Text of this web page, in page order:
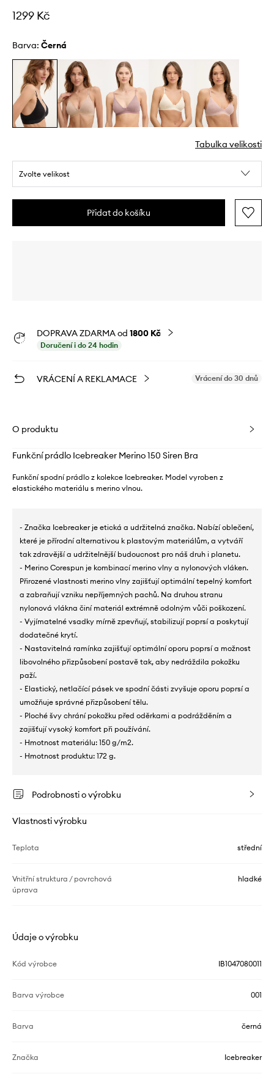
1299 Kč
Barva: černá
Tabulka velikosti
Zvolte velikost
Přidat do košíku
DOPRAVA ZDARMA od 1800 Kč
Doručení i do 24 hodin
VRÁCENÍ A REKLAMACE Vrácení do 30 dnů
O produktu
Funkční prádlo Icebreaker Merino 150 Siren Bra
Funkční spodní prádlo z kolekce Icebreaker. Model vyroben z
elastického materiálu s merino vlnou.
- Značka Icebreaker je etická a udržitelná značka. Nabízí oblečení,
které je přírodní alternativou k plastovým materiálům, a vytváří
tak zdravější a udržitelnější budoucnost pro náš druh i planetu.
- Merino Corespun je kombinací merino vlny a nylonových vláken.
Přirozené vlastnosti merino vlny zajišťují optimální tepelný komfort
a zabraňují vzniku nepříjemných pachů. Na druhou stranu
nylonová vlákna činí materiál extrémně odolným vůči poškození.
- Vyjímatelné vsadky mírně zpevňují, stabilizují poprsí a poskytují
dodatečné krytí.
- Nastavitelná ramínka zajišťují optimální oporu poprsí a možnost
libovolného přizpůsobení postavě tak, aby nedráždila pokožku
paží.
- Elastický, netlačící pásek ve spodní části zvyšuje oporu poprsí a
umožňuje správné přizpůsobení tělu.
- Ploché švy chrání pokožku před oděrkami a podrážděním a
zajišťují vysoký komfort při používání.
- Hmotnost materiálu: 150 g/m2.
- Hmotnost produktu: 172 g.
Podrobnosti o výrobku
Vlastnosti výrobku
Teplota střední
Vnitřní struktura / povrchová
úprava
hladké
Údaje o výrobku
Kód výrobce IB1047080011
Barva výrobce 001
Barva černá
Značka Icebreaker